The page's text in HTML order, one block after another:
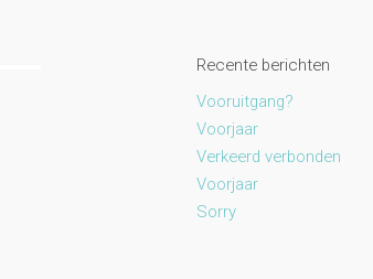
Recente berichten
Vooruitgang?
Voorjaar
Verkeerd verbonden
Voorjaar
Sorry